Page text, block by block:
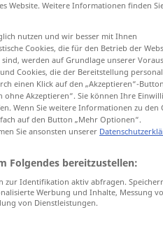
Website. Weitere Informationen finden
nutzen und wir besser mit Ihnen
Cookies, die für den Betrieb der
werden auf Grundlage unserer
Cookies, die der Bereitstellung
einen Klick auf den „Akzeptieren“-
ohne Akzeptieren“. Sie können Ihre
Wenn Sie weitere Informationen zu den
auf den Button „Mehr Optionen“.
Sie ansonsten unserer
Folgendes bereitzustellen:
zur Identifikation aktiv abfragen.
Werbung und Inhalte, Messung
von Dienstleistungen.